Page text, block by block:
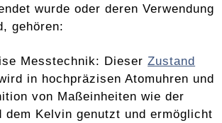
wurde oder deren Verwendung
gehören:
Messtechnik: DieserZustand
in hochpräzisen Atomuhren und
von Maßeinheiten wie der
dem Kelvin genutzt und ermöglicht